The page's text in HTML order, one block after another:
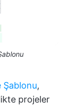
Şablonu,
projeler